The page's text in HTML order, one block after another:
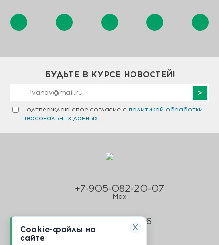
БУДЬТЕ В КУРСЕ НОВОСТЕЙ!
Подтверждаю свое согласие с политикой обработки
персональных данных.
+7-905-082-20-07
Max
8 800 707 5186
Звонок по России
X
Cookie-файлы на
сайте